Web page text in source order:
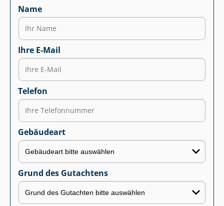
Name
Ihre E-Mail
Telefon
Gebäudeart
Grund des Gutachtens